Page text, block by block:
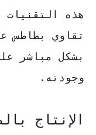
هذه
تقاوي بطاطس
بشكل مباشر
وجودته.
الإنتاج